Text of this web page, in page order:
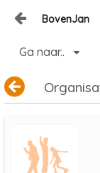
Naar content
BovenJan
Home
Zoeken
Ga naar..